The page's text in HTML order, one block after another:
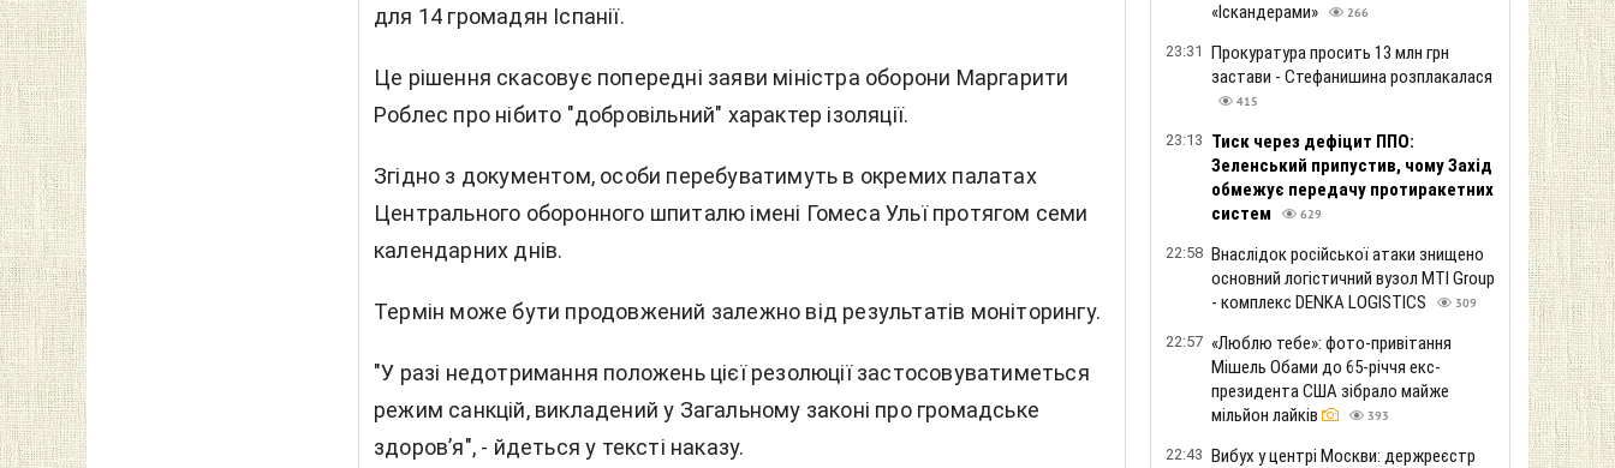
для 14 громадян Іспанії.
Це рішення скасовує попередні заяви міністра оборони Маргарити
Роблес про нібито "добровільний" характер ізоляції.
Згідно з документом, особи перебуватимуть в окремих палатах
Центрального оборонного шпиталю імені Гомеса Ульї протягом семи
календарних днів.
Термін може бути продовжений залежно від результатів моніторингу.
"У разі недотримання положень цієї резолюції застосовуватиметься
режим санкцій, викладений у Загальному законі про громадське
здоров’я", - йдеться у тексті наказу.
«Іскандерами»
266
23:31 Прокуратура просить 13 млн грн
застави - Стефанишина розплакалася
415
23:13 Тиск через дефіцит ППО:
Зеленський припустив, чому Захід
обмежує передачу протиракетних
систем
629
22:58 Внаслідок російської атаки знищено
основний логістичний вузол MTI Group
- комплекс DENKA LOGISTICS
309
22:57 «Люблю тебе»: фото-привітання
Мішель Обами до 65-річчя екс-
президента США зібрало майже
мільйон лайків
393
22:43 Вибух у центрі Москви: держреєстр